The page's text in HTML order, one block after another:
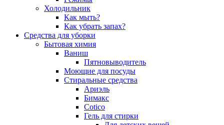
Холодильник
Как мыть?
Как убрать запах?
Средства для уборки
Бытовая химия
Ваниш
Пятновыводитель
Моющие для посуды
Стиральные средства
Ариэль
Бимакс
Cotico
Гель для стирки